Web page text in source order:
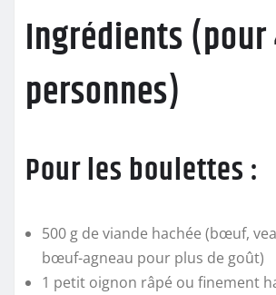
Ingrédients (pour
personnes)
Pour les boulettes :
500 g de viande hachée (bœuf,
bœuf-agneau pour plus de goût)
1 petit oignon râpé ou finement